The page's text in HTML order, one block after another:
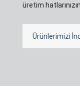
üretim
Ürünlerimizi